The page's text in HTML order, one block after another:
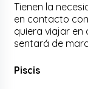
Tienen la
en contacto
quiera viajar en
sentará de
Piscis